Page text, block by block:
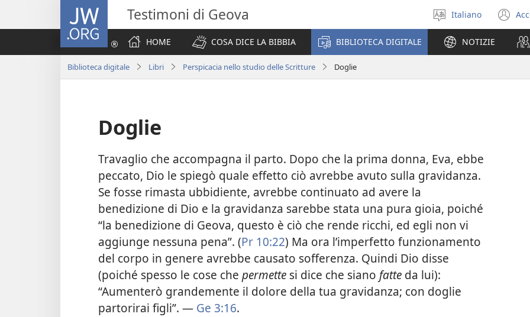
JW.ORG Testimoni di Geova
Seleziona
la
lingua
Italiano
HOME
COSA DICE LA BIBBIA BIBLIOTECA DIGITALE NOTIZIE
Biblioteca digitale Libri Perspicacia nello studio delle Scritture Doglie
Doglie
Travaglio che accompagna il parto. Dopo che la prima donna, Eva, ebbe
peccato, Dio le spiegò quale effetto ciò avrebbe avuto sulla gravidanza.
Se fosse rimasta ubbidiente, avrebbe continuato ad avere la
benedizione di Dio e la gravidanza sarebbe stata una pura gioia, poiché
“la benedizione di Geova, questo è ciò che rende ricchi, ed egli non vi
aggiunge nessuna pena”. (Pr 10:22) Ma ora l’imperfetto funzionamento
del corpo in genere avrebbe causato sofferenza. Quindi Dio disse
(poiché spesso le cose che permette si dice che siano fatte da lui):
“Aumenterò grandemente il dolore della tua gravidanza; con doglie
partorirai figli”. — Ge 3:16.